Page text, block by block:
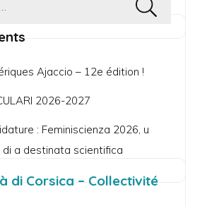
:
Ajaccio – 12e édition !
2026-2027
: Feminiscienza 2026, u
di a destinata scientifica
di Corsica – Collectivité